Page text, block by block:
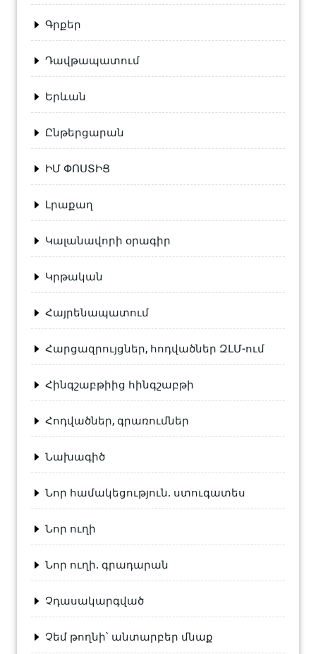
Գրքեր
Դավթապատում
Երևան
Ընթերցարան
ԻՄ ՓՈՍՏԻՑ
Լրաքաղ
Կալանավորի օրագիր
Կրթական
Հայրենապատում
Հարցազրույցներ, հոդվածներ ԶԼՄ-ում
Հինգշաբթիից հինգշաբթի
Հոդվածներ, գրառումներ
Նախագիծ
Նոր համակեցություն. ստուգատես
Նոր ուղի
Նոր ուղի. գրադարան
Չդասակարգված
Չեմ թողնի՝ անտարբեր մնաք